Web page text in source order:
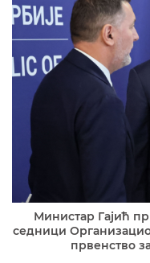
Министар Гајић
седници
првенство